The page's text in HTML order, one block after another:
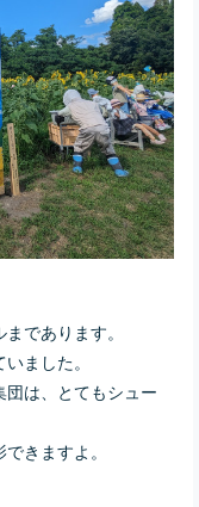
であります。
ました。
は、とてもシュー
きますよ。